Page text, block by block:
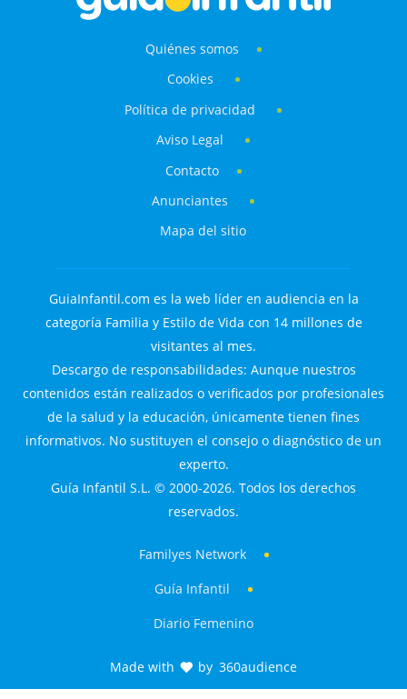
Quiénes somos
Cookies
Política de privacidad
Aviso Legal
Contacto
Anunciantes
Mapa del sitio
GuiaInfantil.com es la web líder en audiencia en la
categoría Familia y Estilo de Vida con 14 millones de
visitantes al mes.
Descargo de responsabilidades: Aunque nuestros
contenidos están realizados o verificados por profesionales
de la salud y la educación, únicamente tienen fines
informativos. No sustituyen el consejo o diagnóstico de un
experto.
Guía Infantil S.L. © 2000-2026. Todos los derechos
reservados.
Familyes Network
Guía Infantil
Diario Femenino
Made with by 360audience